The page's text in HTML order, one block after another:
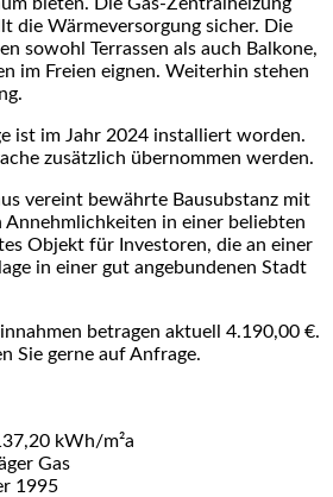
die Wärmeversorgung sicher. Die
sowohl Terrassen als auch Balkone,
im Freien eignen. Weiterhin stehen
ist im Jahr 2024 installiert worden.
zusätzlich übernommen werden.
vereint bewährte Bausubstanz mit
Annehmlichkeiten in einer beliebten
Objekt für Investoren, die an einer
in einer gut angebundenen Stadt
betragen aktuell 4.190,00 €.
Sie gerne auf Anfrage.
kWh/m²a
Gas
1995